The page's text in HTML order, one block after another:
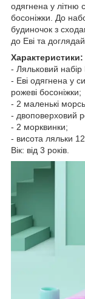
одягнена у літню
босоніжки. До
будиночок з
до Еві та
Характеристики:
- Ляльковий набір
- Еві одягнена у
рожеві босоніжки;
- 2 маленькі
- двоповерховий
- 2 морквинки;
- висота ляльки
Вік: від 3 років.